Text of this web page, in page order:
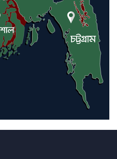
মধ্যপ্রাচ্যে ২৪ হামলা চালাল
গোষ্ঠী
সুরক্ষায় মিত্ররা সাহায্য
ন্যাটোর ভবিষ্যৎ খারাপ